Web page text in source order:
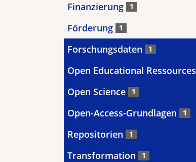
Finanzierung 1
Förderung 1
Forschungsdaten 1
Open Educational Ressources
Open Science 1
Open-Access-Grundlagen 1
Repositorien 1
Transformation 1